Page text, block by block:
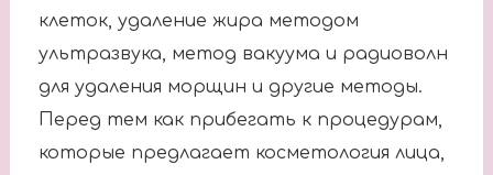
клеток, удаление жира методом
ультразвука, метод вакуума и радиоволн
для удаления морщин и другие методы.
Перед тем как прибегать к процедурам,
которые предлагает косметология лица,